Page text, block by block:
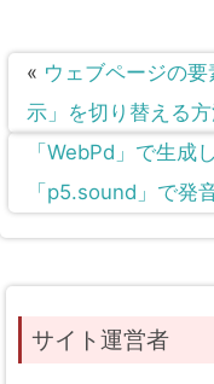
« ウェブページの
示」を切り替える
「WebPd」で生成
「p5.sound」で発
サイト運営者